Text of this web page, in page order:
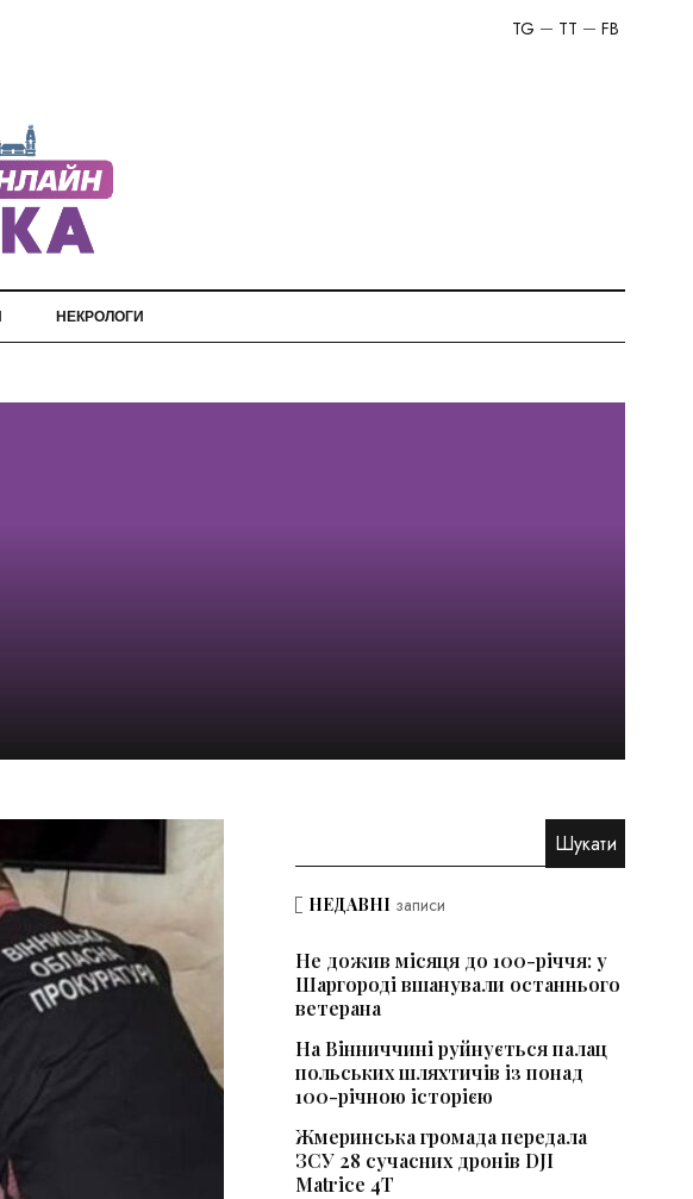
FB
TT
TG
НЕКРОЛОГИ
НЕДАВНІ записи
Не дожив місяця до 100-річчя: у
Шаргороді вшанували останнього
ветерана
На Вінниччині руйнується палац
польських шляхтичів із понад
100-річною історією
Жмеринська громада передала
ЗСУ 28 сучасних дронів DJI
Matrice 4T